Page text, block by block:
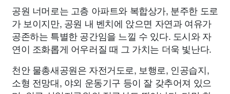
공원 너머로는 고층 아파트와 복합상가, 분주한 도로
가 보이지만, 공원 내 벤치에 앉으면 자연과 여유가
공존하는 특별한 공간임을 느낄 수 있다. 도시와 자
연이 조화롭게 어우러질 때 그 가치는 더욱 빛난다.
천안 물총새공원은 자전거도로, 보행로, 인공습지,
소형 전망대, 야외 운동기구 등이 잘 갖추어져 있으